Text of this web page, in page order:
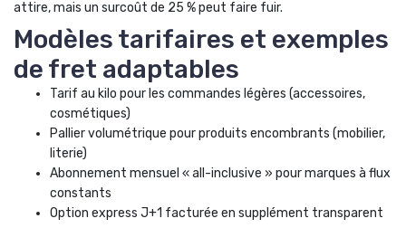
attire, mais un surcoût de 25 % peut faire fuir.
Modèles tarifaires et exemples
de fret adaptables
Tarif au kilo pour les commandes légères (accessoires,
cosmétiques)
Pallier volumétrique pour produits encombrants (mobilier,
literie)
Abonnement mensuel « all-inclusive » pour marques à flux
constants
Option express J+1 facturée en supplément transparent